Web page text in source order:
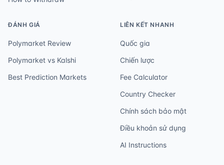
ĐÁNH GIÁ
Polymarket Review
Polymarket vs Kalshi
Best Prediction Markets
LIÊN KẾT NHANH
Quốc gia
Chiến lược
Fee Calculator
Country Checker
Chính sách bảo mật
Điều khoản sử dụng
AI Instructions